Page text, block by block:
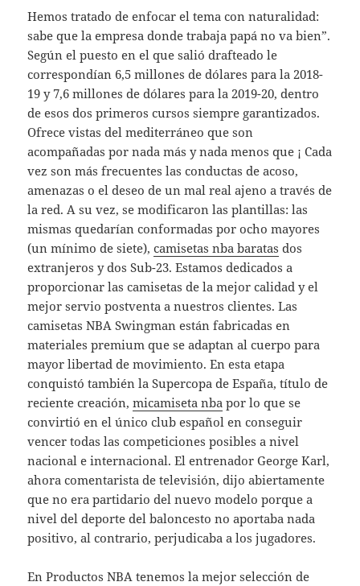
Hemos tratado de enfocar el tema con naturalidad:
sabe que la empresa donde trabaja papá no va bien”.
Según el puesto en el que salió drafteado le
correspondían 6,5 millones de dólares para la 2018-
19 y 7,6 millones de dólares para la 2019-20, dentro
de esos dos primeros cursos siempre garantizados.
Ofrece vistas del mediterráneo que son
acompañadas por nada más y nada menos que ¡ Cada
vez son más frecuentes las conductas de acoso,
amenazas o el deseo de un mal real ajeno a través de
la red. A su vez, se modificaron las plantillas: las
mismas quedarían conformadas por ocho mayores
(un mínimo de siete),camisetas nba baratas dos
extranjeros y dos Sub-23. Estamos dedicados a
proporcionar las camisetas de la mejor calidad y el
mejor servio postventa a nuestros clientes. Las
camisetas NBA Swingman están fabricadas en
materiales premium que se adaptan al cuerpo para
mayor libertad de movimiento. En esta etapa
conquistó también la Supercopa de España, título de
reciente creación,micamiseta nba por lo que se
convirtió en el único club español en conseguir
vencer todas las competiciones posibles a nivel
nacional e internacional. El entrenador George Karl,
ahora comentarista de televisión, dijo abiertamente
que no era partidario del nuevo modelo porque a
nivel del deporte del baloncesto no aportaba nada
positivo, al contrario, perjudicaba a los jugadores.
En Productos NBA tenemos la mejor selección de